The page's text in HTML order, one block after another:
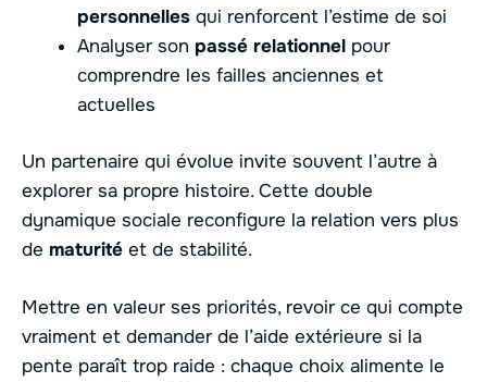
personnelles qui renforcent l’estime de soi
Analyser son passé relationnel pour
comprendre les failles anciennes et
actuelles
Un partenaire qui évolue invite souvent l’autre à
explorer sa propre histoire. Cette double
dynamique sociale reconfigure la relation vers plus
de maturité et de stabilité.
Mettre en valeur ses priorités, revoir ce qui compte
vraiment et demander de l’aide extérieure si la
pente paraît trop raide : chaque choix alimente le